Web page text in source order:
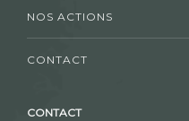
NOS ACTIONS
CONTACT
CONTACT